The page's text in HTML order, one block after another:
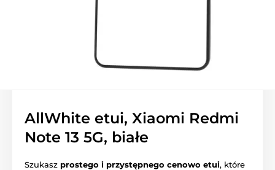
AllWhite etui, Xiaomi Redmi
Note 13 5G, białe
Szukasz prostego i przystępnego cenowo etui, które